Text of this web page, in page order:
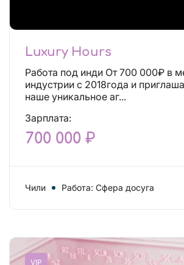
Luxury Hours
Работа под инди От 700 000₽ в месяц Мы в
индустрии с 2018года и
наше уникальное аг...
Зарплата:
700 000 ₽
Чили Работа: Сфера досуга
VIP